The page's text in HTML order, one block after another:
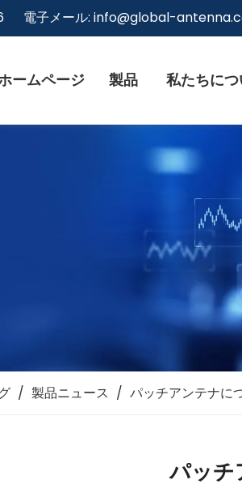
電子メール: info@global-
ームページ 製品 私たちに
/ 製品ニュース / パッチアンテナに
パッチ